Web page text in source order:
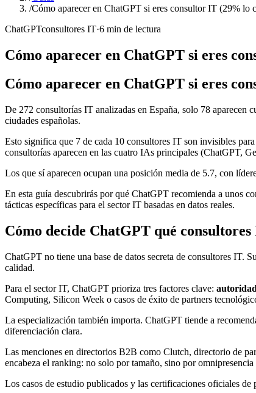
/Cómo aparecer en ChatGPT si eres consultor IT (29% lo
ChatGPTconsultores IT·6 min de lectura
Cómo aparecer en ChatGPT si eres
Cómo aparecer en ChatGPT si eres
De 272 consultorías IT analizadas en España, solo 78 aparecen
ciudades españolas.
Esto significa que 7 de cada 10 consultores IT son invisibles
consultorías aparecen en las cuatro IAs principales (ChatGPT,
Los que sí aparecen ocupan una posición media de 5.7, con
En esta guía descubrirás por qué ChatGPT recomienda a unos
tácticas específicas para el sector IT basadas en datos reales.
Cómo decide ChatGPT qué
ChatGPT no tiene una base de datos secreta de consultores IT.
calidad.
Para el sector IT, ChatGPT prioriza tres factores clave:
Computing, Silicon Week o casos de éxito de partners
La especialización también importa. ChatGPT tiende a
diferenciación clara.
Las menciones en directorios B2B como Clutch, directorio de
encabeza el ranking: no solo por tamaño, sino por
Los casos de estudio publicados y las certificaciones oficiales